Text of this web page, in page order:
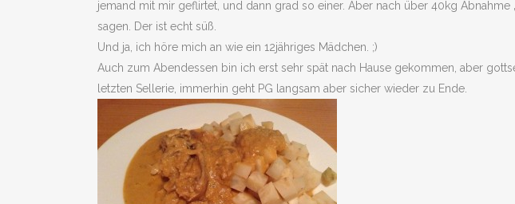
jemand mit mir geflirtet, und dann grad so einer. Aber nach über 40kg
sagen. Der ist echt süß.
Und ja, ich höre mich an wie ein 12jähriges Mädchen. ;)
Auch zum Abendessen bin ich erst sehr spät nach Hause gekommen, aber
letzten Sellerie, immerhin geht PG langsam aber sicher wieder zu Ende.